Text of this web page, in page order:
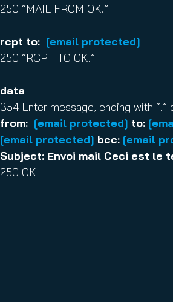
250 “MAIL FROM OK.”
rcpt to: [email protected]
250 “RCPT TO OK.”
data
354 Enter message, ending with
from: [email protected] to:
[email protected] bcc: [email
Subject: Envoi mail Ceci est le
250 OK